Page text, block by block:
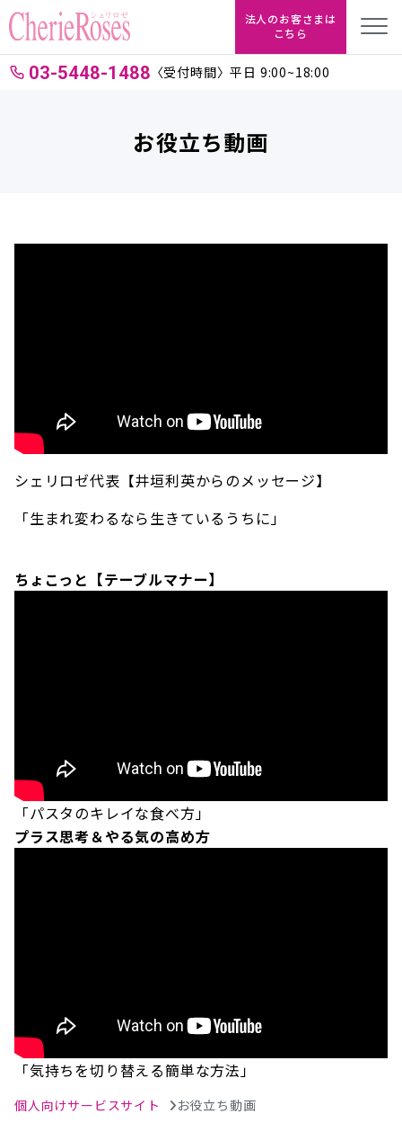
法人のお客さまは
こちら
03-5448-1488 〈受付時間〉平日 9:00~18:00
個人向けサービスサイト お役立ち動画
お役立ち動画
シェリロゼ代表【井垣利英からのメッセージ】
「生まれ変わるなら生きているうちに」
ちょこっと【テーブルマナー】
「パスタのキレイな食べ方」
プラス思考＆やる気の高め方
「気持ちを切り替える簡単な方法」